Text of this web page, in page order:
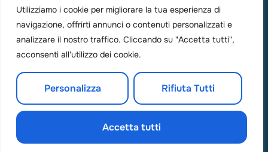
Utilizziamo i cookie per migliorare la tua esperienza di
navigazione, offrirti annunci o contenuti personalizzati e
analizzare il nostro traffico. Cliccando su "Accetta tutti",
acconsenti all'utilizzo dei cookie.
Personalizza Rifiuta Tutti
Accetta tutti
pazienti
sono di
solito
visti il
giorno in
chiamano.
© SorrisoeSalute 2025 Tutti i diritti sono riservati.